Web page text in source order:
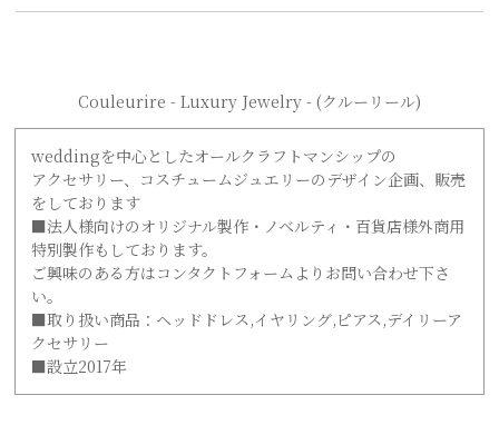
Couleurire - Luxury Jewelry - (クルーリール)
weddingを中心としたオールクラフトマンシップの
アクセサリー、コスチュームジュエリーのデザイン企画、販売
をしております
■法人様向けのオリジナル製作・ノベルティ・百貨店様外商用
特別製作もしております。
ご興味のある方はコンタクトフォームよりお問い合わせ下さ
い。
■取り扱い商品：ヘッドドレス,イヤリング,ピアス,デイリーア
クセサリー
■設立2017年